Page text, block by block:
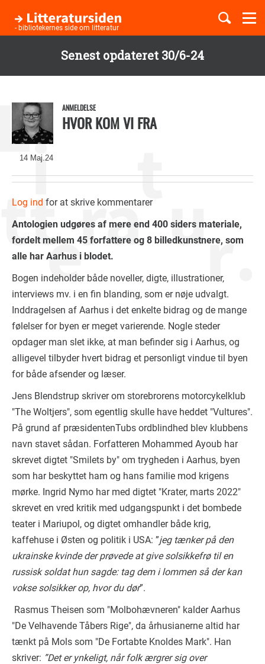
Senest opdateret 30/6-24
hovedindhold
- bibliotekernes side om litteratur
Børnebøger
14 Maj.24
ANMELDELSE
HVOR KOM VI FRA
Log ind for at skrive kommentarer
Antologien udgøres af mere end 400 siders materiale,
fordelt mellem 45 forfattere og 8 billedkunstnere, som
alle har Aarhus i blodet.
Bogen indeholder både noveller, digte, illustrationer,
interviews mv. i en fin blanding, som er nøje udvalgt.
Inddragelsen af Aarhus i det enkelte bidrag og de mange
følelser for byen er meget varierende. Nogle steder
opdager man slet ikke, at man befinder sig i Aarhus, og
alligevel tilbyder hvert bidrag et personligt vindue til byen
for både afsender og læser.
Jens Blendstrup skriver om storebrorens motorcykelklub
"The Woltjers", som egentlig skulle have heddet "Vultures".
På grund af præsidentenTubs ordblindhed blev klubbens
navn stavet sådan. Forfatteren Mohammed Ayoub har
skrevet digtet "Smilets by" om trygheden i Aarhus, byen
som har beskyttet ham og hans familie mod krigens
mørke. Ingrid Nymo har med digtet "Krater, marts 2022"
skrevet en vred kritik med udgangspunkt i det bombede
teater i Mariupol, og digtet omhandler både krig,
kaffehuse i Østen og politik i USA: ”jeg tænker på den
ukrainske kvinde der prøvede at give solsikkefrø til en
russisk soldat hun sagde: tag dem i lommen så der kan
vokse solsikker op, hvor du dør”.
Rasmus Theisen som "Molbohævneren" kalder Aarhus
"De Velhavende Tåbers Rige", da århusianerne altid har
tænkt på Mols som "De Fortabte Knoldes Mark". Han
skriver: ”Det er ynkeligt, når folk ærgrer sig over